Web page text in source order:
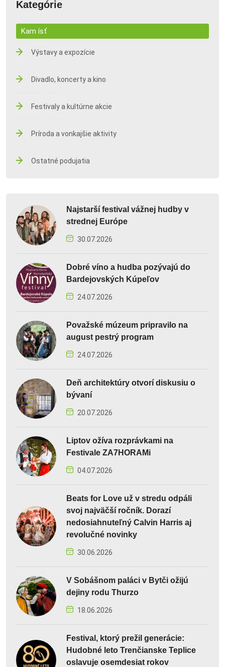
Kategórie
Kam ísť
Výstavy a expozície
Divadlo, koncerty a kino
Festivaly a kultúrne akcie
Príroda a vonkajšie aktivity
Ostatné podujatia
Najstarší festival vážnej hudby v
strednej Európe
30.07.2026
Dobré víno a hudba pozývajú do
Bardejovských Kúpeľov
24.07.2026
Považské múzeum pripravilo na
august pestrý program
24.07.2026
Deň architektúry otvorí diskusiu o
bývaní
20.07.2026
Liptov ožíva rozprávkami na
Festivale ZA7HORAMi
04.07.2026
Beats for Love už v stredu odpáli
svoj najväčší ročník. Dorazí
nedosiahnuteľný Calvin Harris aj
revolučné novinky
30.06.2026
V Sobášnom paláci v Bytči ožijú
dejiny rodu Thurzo
18.06.2026
Festival, ktorý prežil generácie:
Hudobné leto Trenčianske Teplice
oslavuje osemdesiat rokov